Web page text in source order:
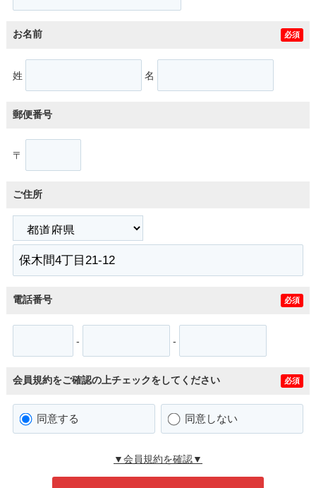
お名前 必須
姓 名
郵便番号
〒
ご住所
電話番号 必須
- -
会員規約をご確認の上チェックをしてください 必須
同意する 同意しない
▼会員規約を確認▼